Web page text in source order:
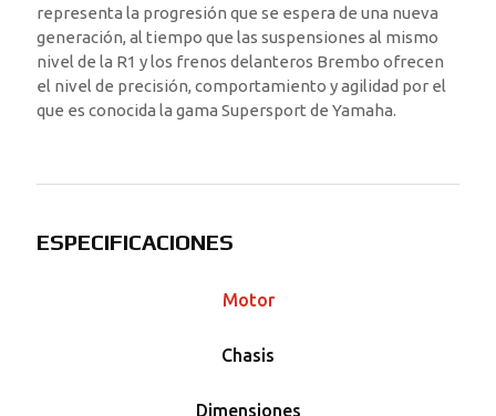
representa la progresión que se espera de una nueva
generación, al tiempo que las suspensiones al mismo
nivel de la R1 y los frenos delanteros Brembo ofrecen
el nivel de precisión, comportamiento y agilidad por el
que es conocida la gama Supersport de Yamaha.
ESPECIFICACIONES
Motor
Chasis
Dimensiones